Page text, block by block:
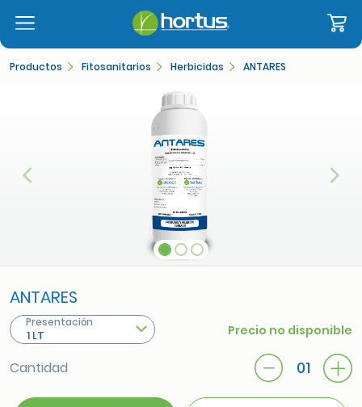
Productos Fitosanitarios Herbicidas ANTARES
Anterior
ANTARES
1 LT
Presentación
Precio no disponible
Cantidad 01